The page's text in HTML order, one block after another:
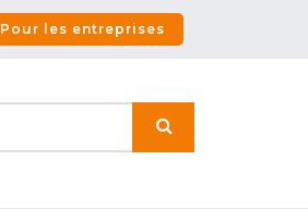
Pour les entreprises